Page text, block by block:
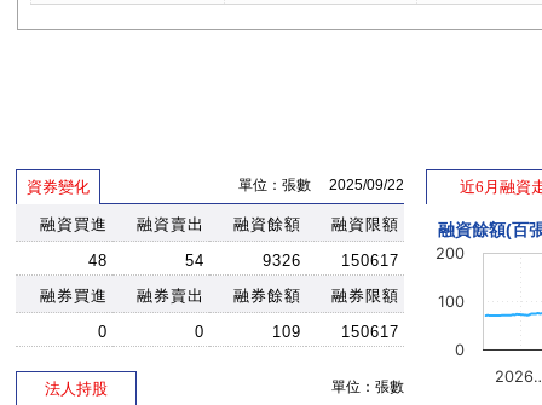
資券變化 單位：張數 2025/09/22
融資買進 融資賣出 融資餘額
融資限額
48
54 9326
150617
融券買進
融券賣出 融券餘額
融券限額
0
0 109 150617
法人持股 單位：張數
近6月融資
融資餘額(百
0
100
200